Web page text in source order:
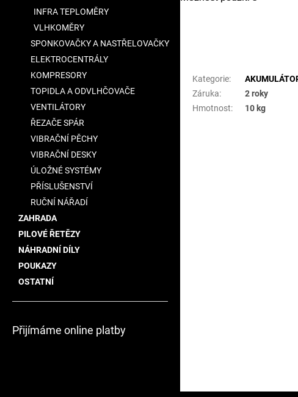
INFRA TEPLOMĚRY
VLHKOMĚRY
SPONKOVAČKY A NASTŘELOVAČKY
ELEKTROCENTRÁLY
KOMPRESORY
TOPIDLA A ODVLHČOVAČE
VENTILÁTORY
ŘEZAČE SPÁR
VIBRAČNÍ PĚCHY
VIBRAČNÍ DESKY
ÚLOŽNÉ SYSTÉMY
PŘÍSLUŠENSTVÍ
RUČNÍ NÁŘADÍ
ZAHRADA
PILOVÉ ŘETĚZY
NÁHRADNÍ DÍLY
POUKAZY
OSTATNÍ
Přijímáme online platby
Kategorie:
Záruka:
2 roky
Hmotnost: 10 kg